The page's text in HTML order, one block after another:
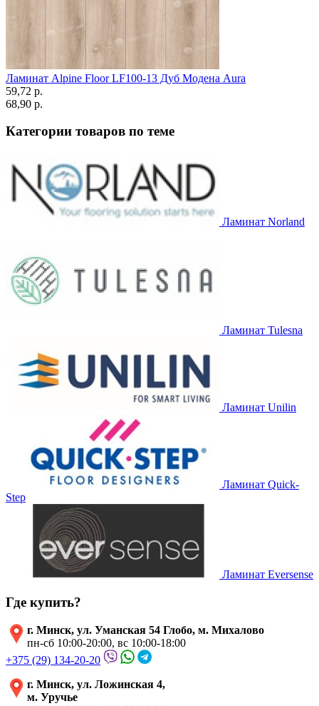
Ламинат Alpine Floor LF100-13 Дуб Модена Aura
59,72 p.
68,90 p.
Категории товаров по теме
Ламинат Norland
Ламинат Tulesna
Ламинат Unilin
Ламинат Quick-
Step
Ламинат Eversense
Где купить?
г. Минск, ул. Уманская 54 Глобо, м. Михалово
пн-сб 10:00-20:00, вс 10:00-18:00
+375 (29) 134-20-20
г. Минск, ул. Ложинская 4,
м. Уручье